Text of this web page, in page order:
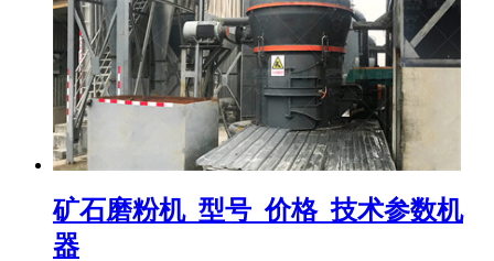
矿石磨粉机_型号_价格_技术参数机
器